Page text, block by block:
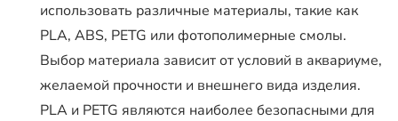
использовать различные материалы, такие как
PLA, ABS, PETG или фотополимерные смолы.
Выбор материала зависит от условий в аквариуме,
желаемой прочности и внешнего вида изделия.
PLA и PETG являются наиболее безопасными для